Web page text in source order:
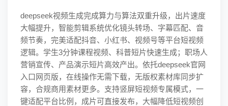
deepseek视频生成完成算力与算法双重升级，出片速度
大幅提升，智能剪辑系统优化镜头转场、字幕匹配、音
频节奏，完美适配抖音、小红书、视频号等平台短视频
逻辑。学生3分钟课程视频、科普短片快速生成；职场人
营销宣传、产品演示短片高效产出。依托deepseek官网
入口网页版，在线操作无需下载，无版权素材库同步扩
容，合规商用素材更多。支持竖屏短视频专属模式，一
键适配平台比例，成片可直接发布，大幅降低短视频创